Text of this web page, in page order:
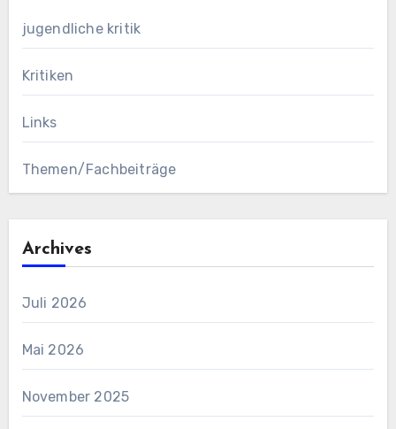
jugendliche kritik
Kritiken
Links
Themen/Fachbeiträge
Archives
Juli 2026
Mai 2026
November 2025